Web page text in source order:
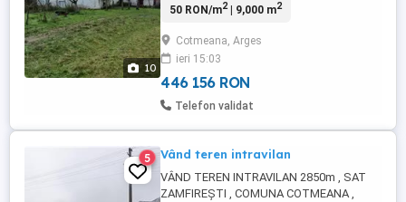
10
fănar Curent electric și un puț cu apă ,este
teren 9000mp Proprietatea se află la
drumul principal aproape de centrul
comunei Mai multe ...
50 RON/m2| 9,000 m2
Cotmeana, Arges
ieri 15:03
446 156 RON
Telefon validat
5 Vând teren intravilan
VÂND TEREN INTRAVILAN 2850m , SAT
ZAMFIREȘTI , COMUNA COTMEANA ,